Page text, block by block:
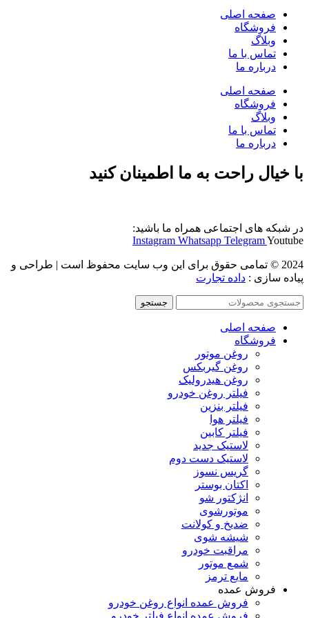
صفحه اصلی
فروشگاه
وبلاگ
تماس با ما
درباره ما
صفحه اصلی
فروشگاه
وبلاگ
تماس با ما
درباره ما
با خیال راحت به ما اطمینان کنید
در شبکه های اجتماعی همراه ما باشید:
Instagram Whatsapp TelegramYoutube
2024 © تمامی حقوق برای این وب سایت محفوظ است | طراحی و
پیاده سازی : داده تجارت
جستجو
صفحه اصلی
فروشگاه
روغن موتور
روغن گیربکس
روغن هیدرولیک
فیلتر روغن خودرو
فیلتر بنزین
فیلتر هوا
فیلتر کابین
لاستیک جدید
لاستیک دست دوم
گریس نسوز
اکتان بوستر
انژکتور شو
موتورشوی
ضدیخ و کولانت
شیشه شوی
مراقبت خودرو
شمع موتور
مایع ترمز
فروش عمده
فروش عمده انواع روغن خودرو
فروش عمده انواع فیلتر خودرو